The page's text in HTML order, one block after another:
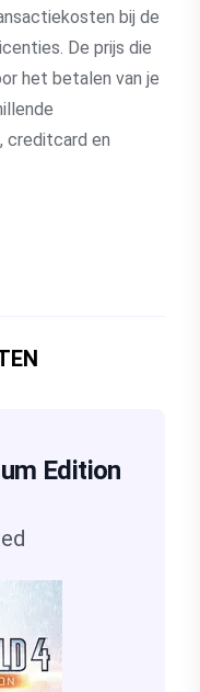
bij de
De prijs die
het betalen van je
creditcard en
Edition